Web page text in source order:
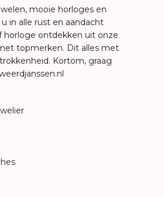
mooie horloges en
in alle rust en aandacht
horloge ontdekken uit onze
topmerken. Dit alles met
Kortom, graag